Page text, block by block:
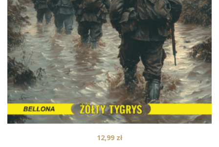
12,99 zł